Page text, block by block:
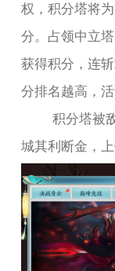
权，积分塔将
分。占领中立
获得积分，连
分排名越高，
积分塔被
城其利断金，